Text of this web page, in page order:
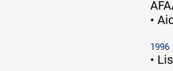
•
1996
•